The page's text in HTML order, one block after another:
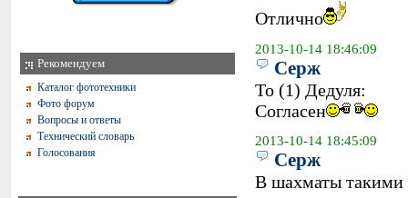
Рекомендуем
Каталог фототехники
Фото форум
Вопросы и ответы
Технический словарь
Голосования
Отлично
2013-10-14 18:46:09
Серж
To (1) Дедуля:
Согласен
2013-10-14 18:45:09
Серж
В шахматы такими